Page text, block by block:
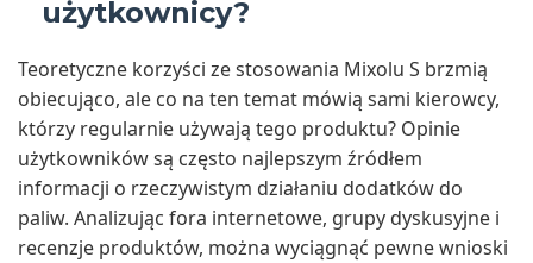
użytkownicy?
Teoretyczne korzyści ze stosowania Mixolu S brzmią
obiecująco, ale co na ten temat mówią sami kierowcy,
którzy regularnie używają tego produktu? Opinie
użytkowników są często najlepszym źródłem
informacji o rzeczywistym działaniu dodatków do
paliw. Analizując fora internetowe, grupy dyskusyjne i
recenzje produktów, można wyciągnąć pewne wnioski